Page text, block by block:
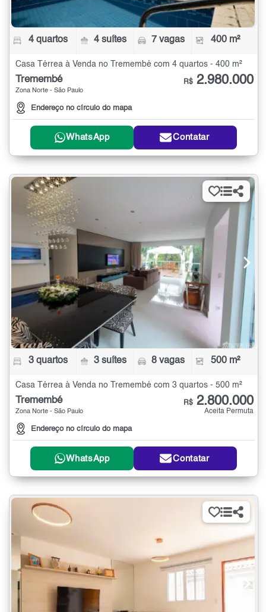
4 quartos 4 suítes 7 vagas 400 m²
Casa Térrea à Venda no Tremembé com 4 quartos - 400 m²
Tremembé
Zona Norte - São Paulo
Endereço no círculo do mapa
R$ 2.980.000
WhatsApp Contatar
3 quartos 3 suítes 8 vagas 500 m²
Casa Térrea à Venda no Tremembé com 3 quartos - 500 m²
Tremembé
Zona Norte - São Paulo
Endereço no círculo do mapa
R$ 2.800.000
Aceita Permuta
WhatsApp Contatar